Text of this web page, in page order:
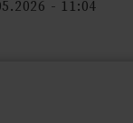
- 11:04